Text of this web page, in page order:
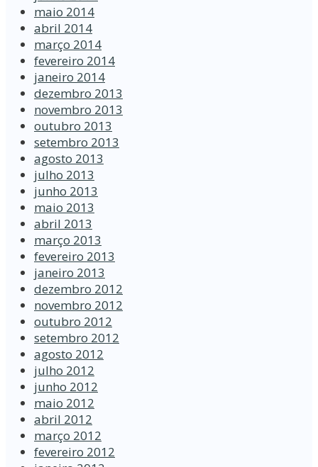
maio 2014
abril 2014
março 2014
fevereiro 2014
janeiro 2014
dezembro 2013
novembro 2013
outubro 2013
setembro 2013
agosto 2013
julho 2013
junho 2013
maio 2013
abril 2013
março 2013
fevereiro 2013
janeiro 2013
dezembro 2012
novembro 2012
outubro 2012
setembro 2012
agosto 2012
julho 2012
junho 2012
maio 2012
abril 2012
março 2012
fevereiro 2012